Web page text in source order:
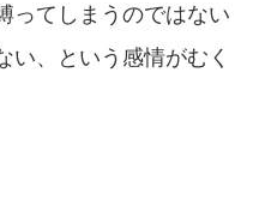
ってしまうのではない
い、という感情がむく